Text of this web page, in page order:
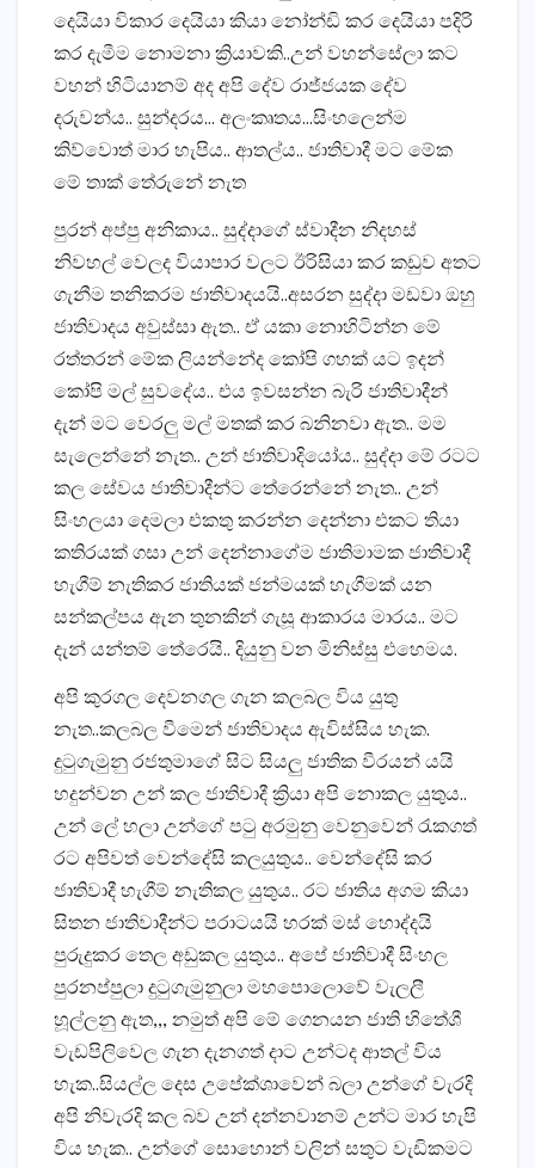
දෙයියා විකාර දෙයියා කියා නෝන්ඩි කර දෙයියා පදිරි
කර දැමීම නොමනා ක්‍රියාවකි..උන් වහන්සේලා කට
වහන් හිටියානම් අද අපි දේව රාජ්ජයක දේව
දරුවන්ය.. සුන්දරය… අලංකෘතය…සිංහලෙන්ම
කිව්වොත් මාර හැපිය.. ආතල්ය.. ජාතිවාදී මට මේක
මේ තාක් තේරුනේ නැත
පුරන් අප්පු අනිකාය.. සුද්දාගේ ස්වාදීන නිදහස්
නිවහල් වෙලද වියාපාර වලට ඊරිසියා කර කඩුව අතට
ගැනීම තනිකරම ජාතිවාදයයි..අසරන සුද්දා මඩවා ඔහු
ජාතිවාදය අවුස්සා ඇත.. ඒ යකා නොහිටින්න මේ
රත්තරන් මේක ලියන්නේද කෝපි ගහක් යට ඉදන්
කෝපි මල් සුවදේය.. එය ඉවසන්න බැරි ජාතිවාදීන්
දැන් මට වෙරලු මල් මතක් කර බනිනවා ඇත.. මම
සැලෙන්නේ නැත.. උන් ජාතිවාදියෝය.. සුද්දා මේ රටට
කල සේවය ජාතිවාදීන්ට තේරෙන්නේ නැත.. උන්
සිංහලයා දෙමලා එකතු කරන්න දෙන්නා එකට තියා
කතිරයක් ගසා උන් දෙන්නාගේම ජාතිමාමක ජාතිවාදී
හැගීම් නැතිකර ජාතියක් ජන්මයක් හැගීමක් යන
සන්කල්පය ඇන තුනකින් ගැසූ ආකාරය මාරය.. මට
දැන් යන්තම් තේරෙයි.. දියුනු වන මිනිස්සු එහෙමය.
අපි කුරගල දෙවනගල ගැන කලබල විය යුතු
නැත..කලබල වීමෙන් ජාතිවාදය ඇවිස්සිය හැක.
දුටුගැමුනු රජතුමාගේ සිට සියලු ජාතික වීරයන් යයි
හදුන්වන උන් කල ජාතිවාදී ක්‍රියා අපි නොකල යුතුය..
උන් ලේ හලා උන්ගේ පටු අරමුනු වෙනුවෙන් රැකගත්
රට අපිවත් වෙන්දේසි කලයුතුය.. වෙන්දේසි කර
ජාතිවාදී හැගීම් නැතිකල යුතුය.. රට ජාතිය අගම කියා
සිතන ජාතිවාදීන්ට පරාටයයි හරක් මස් හොද්දයි
පුරුදුකර තෙල අඩුකල යුතුය.. අපේ ජාතිවාදී සිංහල
පුරනප්පුලා දුටුගැමුනුලා මහපොලොවේ වැලලී
හූල්ලනු ඇත,,, නමුත් අපි මේ ගෙනයන ජාති හිතේශී
වැඩපිලිවෙල ගැන දැනගත් දාට උන්ටද ආතල් විය
හැක..සියල්ල දෙස උපේක්ශාවෙන් බලා උන්ගේ වැරදි
අපි නිවැරදි කල බව උන් දන්නවානම් උන්ට මාර හැපි
විය හැක.. උන්ගේ සොහොන් වලින් සතුට වැඩිකමට